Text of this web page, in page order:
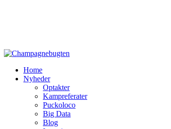
Home
Nyheder
Optakter
Kampreferater
Puckoloco
Big Data
Blog